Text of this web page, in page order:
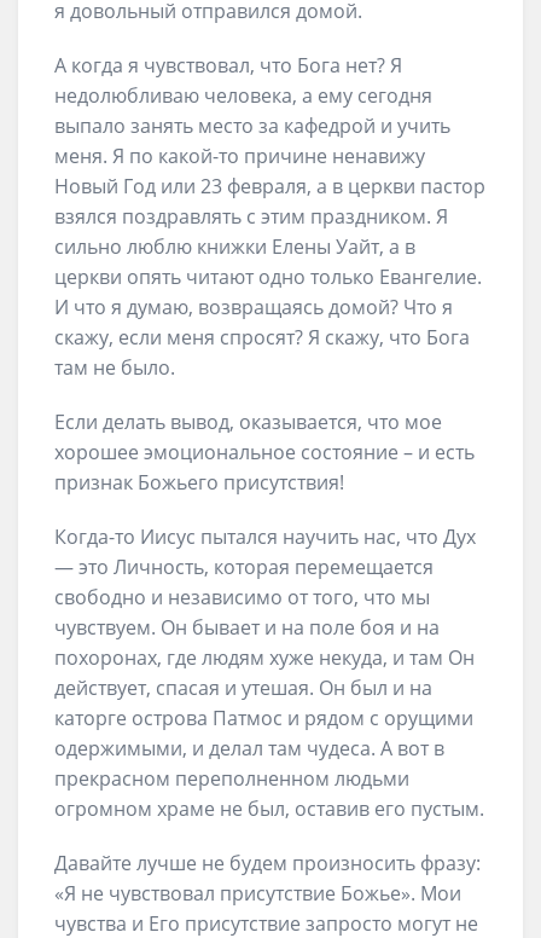
я довольный отправился домой.
А когда я чувствовал, что Бога нет? Я
недолюбливаю человека, а ему сегодня
выпало занять место за кафедрой и учить
меня. Я по какой-то причине ненавижу
Новый Год или 23 февраля, а в церкви пастор
взялся поздравлять с этим праздником. Я
сильно люблю книжки Елены Уайт, а в
церкви опять читают одно только Евангелие.
И что я думаю, возвращаясь домой? Что я
скажу, если меня спросят? Я скажу, что Бога
там не было.
Если делать вывод, оказывается, что мое
хорошее эмоциональное состояние – и есть
признак Божьего присутствия!
Когда-то Иисус пытался научить нас, что Дух
— это Личность, которая перемещается
свободно и независимо от того, что мы
чувствуем. Он бывает и на поле боя и на
похоронах, где людям хуже некуда, и там Он
действует, спасая и утешая. Он был и на
каторге острова Патмос и рядом с орущими
одержимыми, и делал там чудеса. А вот в
прекрасном переполненном людьми
огромном храме не был, оставив его пустым.
Давайте лучше не будем произносить фразу:
«Я не чувствовал присутствие Божье». Мои
чувства и Его присутствие запросто могут не